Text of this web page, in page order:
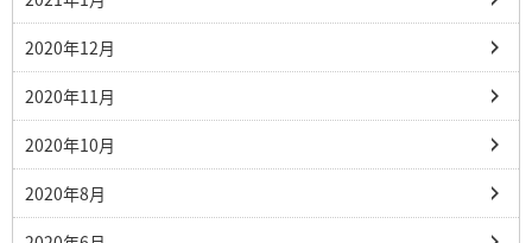
2020年12月
2020年11月
2020年10月
2020年8月